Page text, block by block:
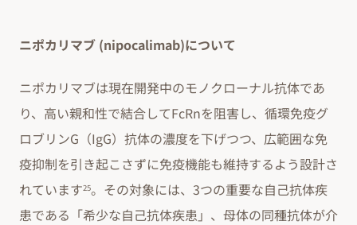
ニポカリマブ (nipocalimab)について
ニポカリマブは現在開発中のモノクローナル抗体であ
り、高い親和性で結合してFcRnを阻害し、循環免疫グ
ロブリンG（IgG）抗体の濃度を下げつつ、広範囲な免
疫抑制を引き起こさずに免疫機能も維持するよう設計さ
れています25。その対象には、3つの重要な自己抗体疾
患である「希少な自己抗体疾患」、母体の同種抗体が介